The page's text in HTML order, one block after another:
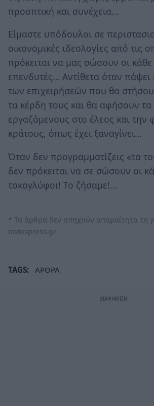
προοπτική και συνέχεια…
Είμαστε υπόδουλοι σε
οικονομικές ιδεολογίες από τις
πρόκειται να μας σώσουν οι κάθε
επενδυτές… Αντίθετα όταν
των επιχειρήσεών που θα
τα κέρδη τους και θα αφήσουν τα
εργαζόμενους στο έλεος και την
κράτους, όπως έχει ξαναγίνει…
Όταν δεν προγραμματίζεις «τα
δεν πρόκειται να σε σώσουν οι
τοκογλύφοι! Το ζήσαμε!...
* Τα άρθρα δεν απηχούν απαραίτητα τη
notospress.gr
TAGS: ΑΡΘΡΑ